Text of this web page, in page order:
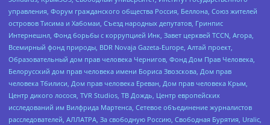
управления, Форум гражданского общества Россия, Беллона, Союз жителей
островов Тисима и Хабомаи, Съезд народных депутатов, Гринпис
Интернешнл, Фонд борьбы с коррупцией Инк, Завет церквей TCCN, Агора,
Всемирный фонд природы, BDR Novaja Gazeta-Europe, Алтай проект,
Образовательный дом прав человека Чернигов, Фонд Дом Прав Человека,
Белорусский дом прав человека имени Бориса Звозскова, Дом прав
человека Тбилиси, Дом прав человека Ереван, Дом прав человека Крым,
Центр дикого лосося, TVR Studios, ТВ Дождь, Центр европейских
исследований им Вилфрида Мартенса, Сетевое объединение журналистов
расследователей, АЛЛАТРА, За свободную Россию, Свободная Бурятия, Uralic,